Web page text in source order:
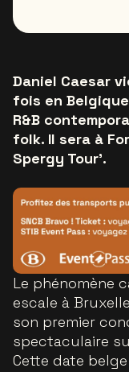
Daniel Caesar
fois en
R&B
folk. Il sera à
Spergy Tour’.
Le phénomène
escale à
son premier
spectaculaire
Cette date